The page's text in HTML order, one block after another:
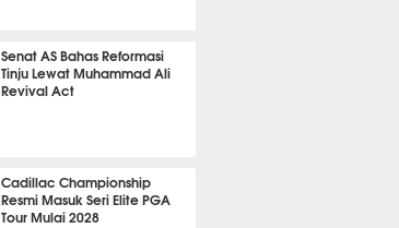
Senat AS Bahas Reformasi
Tinju Lewat Muhammad Ali
Revival Act
Cadillac Championship
Resmi Masuk Seri Elite PGA
Tour Mulai 2028